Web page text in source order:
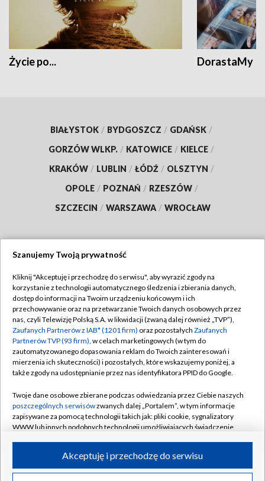
Życie po... DorastaMy
BIAŁYSTOK / BYDGOSZCZ / GDAŃSK /
GORZÓW WLKP. / KATOWICE / KIELCE /
KRAKÓW / LUBLIN / ŁÓDŹ / OLSZTYN /
OPOLE / POZNAŃ / RZESZÓW /
SZCZECIN / WARSZAWA / WROCŁAW
TVP
Abonament TVP
Emisja w TVP
Centrum informacji TVP
Naziemna Telewizja Cyfrowa
Rada Programowa
System NOS
Informacje o nadawcy
Program dla prasy
Regulamin TVP
Polityka prywatności
Moje zgody
Pomoc
Kontakt
Kanały
©2026 Telewizja Polska S.A. w likwidacji
Szanujemy Twoją prywatność
Kliknij "Akceptuję i przechodzę do serwisu", aby wyrazić zgody na
korzystanie z technologii automatycznego śledzenia i zbierania danych,
dostęp do informacji na Twoim urządzeniu końcowym i ich
przechowywanie oraz na przetwarzanie Twoich danych osobowych przez
nas, czyli Telewizję Polską S.A. w likwidacji (zwaną dalej również „TVP”),
Zaufanych Partnerów z IAB* (1201 firm) oraz pozostałych Zaufanych
Partnerów TVP (93 firm), w celach marketingowych (w tym do
zautomatyzowanego dopasowania reklam do Twoich zainteresowań i
mierzenia ich skuteczności) i pozostałych, które wskazujemy poniżej, a
także zgody na udostępnianie przez nas identyfikatora PPID do Google.
Twoje dane osobowe zbierane podczas odwiedzania przez Ciebie naszych
poszczególnych serwisówzwanych dalej „Portalem”, w tym informacje
zapisywane za pomocą technologii takich jak: pliki cookie, sygnalizatory
WWW lub innych podobnych technologii umożliwiających świadczenie
ruchu w Internecie.Akceptuję i przechodzę do serwisu